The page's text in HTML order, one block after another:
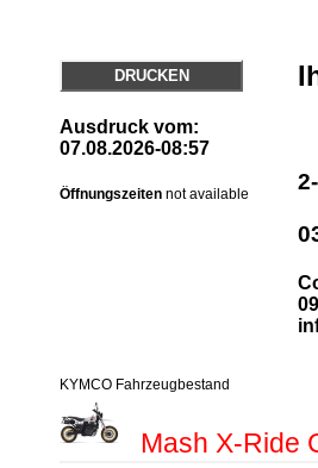
DRUCKEN
Ausdruck vom:
07.08.2026-08:57
Öffnungszeiten not available
KYMCO Fahrzeugbestand
Mash X-Ride